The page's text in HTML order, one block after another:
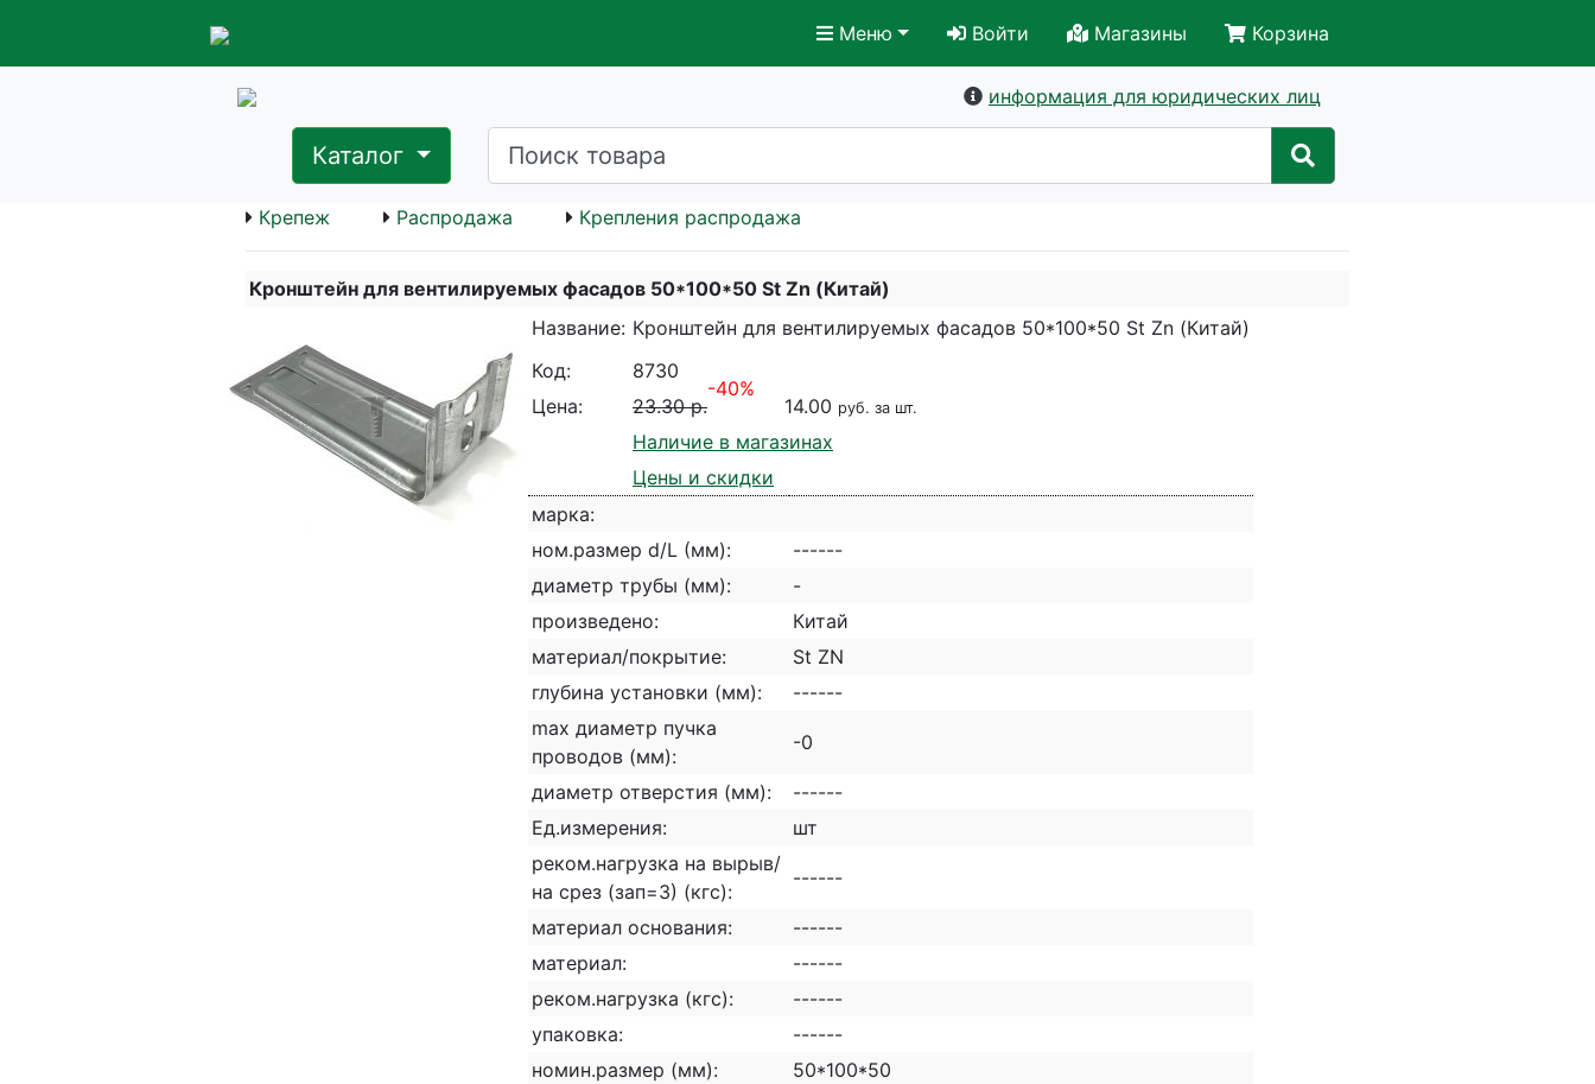
Меню Войти Магазины Корзина
информация для юридических лиц
Каталог
Крепеж Распродажа Крепления распродажа
Кронштейн для вентилируемых фасадов 50*100*50 St Zn (Китай)
Название: Кронштейн для вентилируемых фасадов 50*100*50 St Zn (Китай)
Код:
8730
Цена:
23.30 р.
-40%
14.00 руб. за шт.
Наличие в магазинах
Цены и скидки
марка:
ном.размер d/L (мм):
------
диаметр трубы (мм):
-
произведено:
Китай
материал/покрытие:
St ZN
глубина установки (мм):
------
max диаметр пучка
проводов (мм):
-0
диаметр отверстия (мм):
------
Ед.измерения:
шт
реком.нагрузка на вырыв/
на срез (зап=3) (кгс):
------
материал основания:
------
материал:
------
реком.нагрузка (кгс):
------
упаковка:
------
номин.размер (мм):
50*100*50